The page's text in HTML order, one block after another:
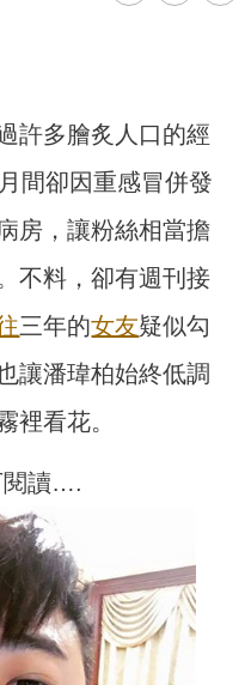
許多膾炙人口的經
間卻因重感冒併發
房，讓粉絲相當擔
不料，卻有週刊接
三年的女友疑似勾
讓潘瑋柏始終低調
裡看花。
閱讀….